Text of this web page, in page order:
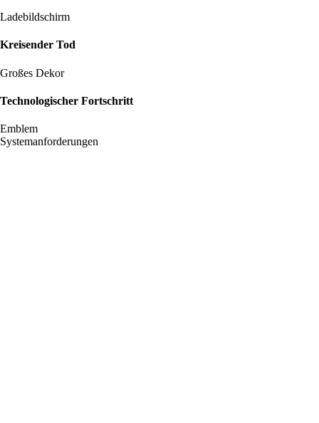
Ladebildschirm
Kreisender Tod
Großes Dekor
Technologischer Fortschritt
Emblem
Systemanforderungen